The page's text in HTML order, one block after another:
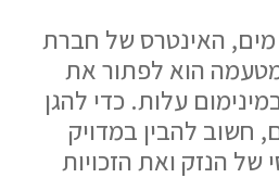
האינטרס של חברת
הוא לפתור את
עלות. כדי להגן
חשוב להבין במדויק
של הנזק ואת הזכויות